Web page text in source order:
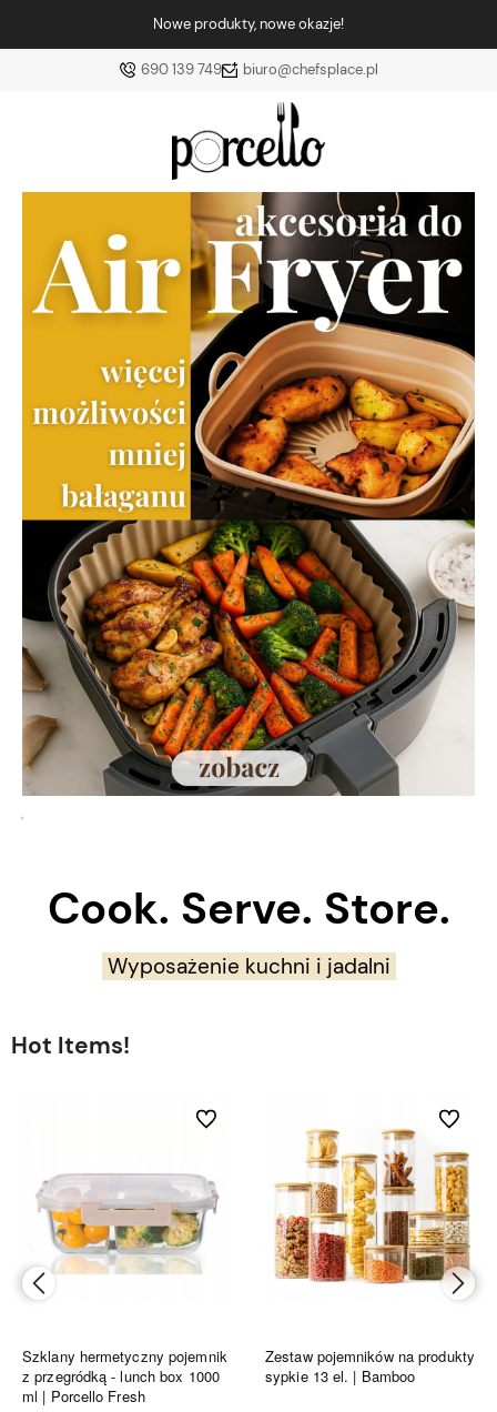
Nowe produkty, nowe okazje!
690 139 749 biuro@chefsplace.pl
Cook. Serve. Store.
Wyposażenie kuchni i jadalni
Hot Items!
Szklany hermetyczny pojemnik
z przegródką - lunch box 1000
ml | Porcello Fresh
Do ulubionych
Zestaw pojemników na produkty
sypkie 13 el. | Bamboo
Do